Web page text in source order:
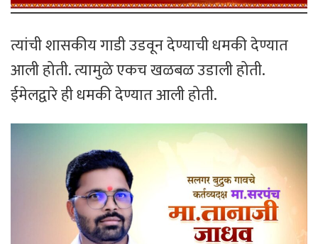
त्यांची शासकीय गाडी उडवून देण्याची धमकी देण्यात
आली होती. त्यामुळे एकच खळबळ उडाली होती.
ईमेलद्वारे ही धमकी देण्यात आली होती.